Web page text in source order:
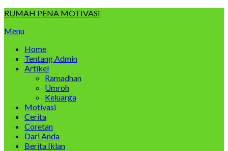
Skip
content
RUMAH PENA MOTIVASI
Menu
Home
Tentang Admin
Artikel
Ramadhan
Umroh
Keluarga
Motivasi
Cerita
Coretan
Dari Anda
Berita Iklan